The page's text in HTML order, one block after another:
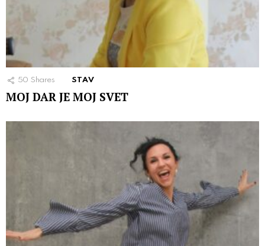
50 Shares STAV
MOJ DAR JE MOJ SVET